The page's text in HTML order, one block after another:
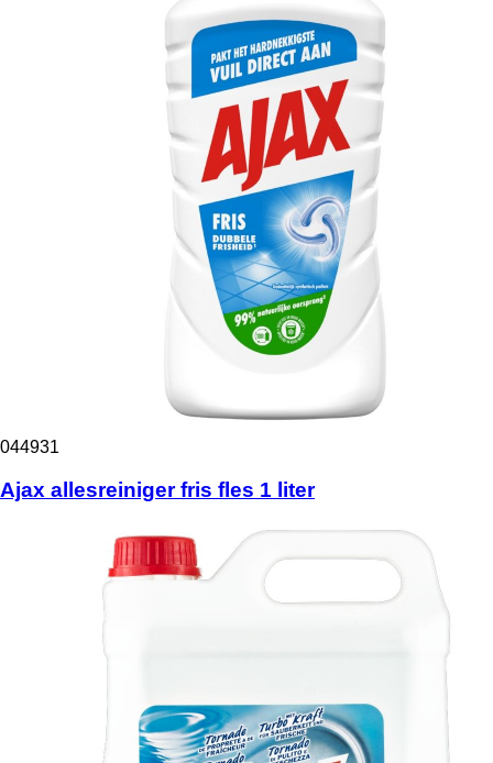
044931
Ajax allesreiniger fris fles 1 liter